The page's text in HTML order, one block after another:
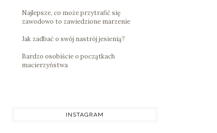
Najlepsze, co może przytrafić się
zawodowo to zawiedzione marzenie
Jak zadbać o swój nastrój jesienią?
Bardzo osobiście o początkach
macierzyństwa
INSTAGRAM